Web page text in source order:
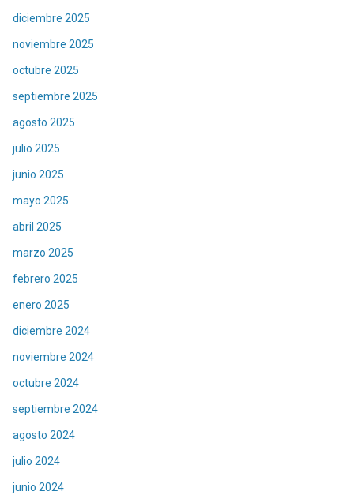
diciembre 2025
noviembre 2025
octubre 2025
septiembre 2025
agosto 2025
julio 2025
junio 2025
mayo 2025
abril 2025
marzo 2025
febrero 2025
enero 2025
diciembre 2024
noviembre 2024
octubre 2024
septiembre 2024
agosto 2024
julio 2024
junio 2024